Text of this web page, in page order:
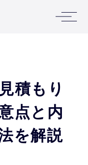
積もり
点と内
を解説